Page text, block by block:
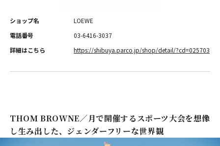
ショップ名
LOEWE
電話番号
03-6416-3037
詳細はこちら
https://shibuya.parco.jp/shop/detail/?cd=025703
THOM BROWNE／月で開催するスポーツ大会を想像
し生み出した、ジェンダーフリーな世界観